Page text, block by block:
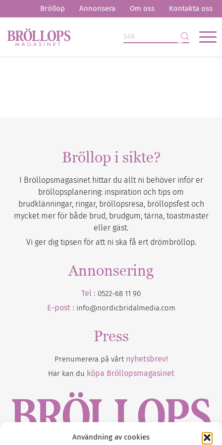
Användning av cookies
Bröllop Annonsera Om oss Kontakta oss
Bröllop i sikte?
I Bröllopsmagasinet hittar du allt ni behöver inför er
bröllopsplanering: inspiration och tips om
brudklänningar, ringar, bröllopsresa, bröllopsfest och
mycket mer för både brud, brudgum, tärna, toastmaster
eller gäst.
Vi ger dig tipsen för att ni ska få ert drömbröllop.
Annonsering
Tel : 0522-68 11 90
E-post : info@nordicbridalmedia.com
Press
Prenumerera på vårt nyhetsbrev!
Här kan du köpa Bröllopsmagasinet